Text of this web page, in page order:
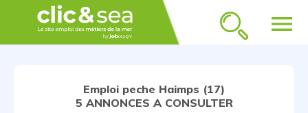
menu
Emploi peche Haimps (17)
5 ANNONCES A CONSULTER